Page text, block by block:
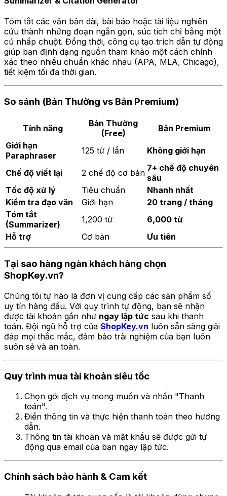
Tóm tắt các văn bản dài, bài báo hoặc tài liệu nghiên
cứu thành những đoạn ngắn gọn, súc tích chỉ bằng một
cú nhấp chuột. Đồng thời, công cụ tạo trích dẫn tự động
giúp bạn định dạng nguồn tham khảo một cách chính
xác theo nhiều chuẩn khác nhau (APA, MLA, Chicago),
tiết kiệm tối đa thời gian.
So sánh (Bản Thường vs Bản Premium)
Tính năng
Bản Thường
(Free)
Bản Premium
Giới hạn
Paraphraser
125 từ / lần Không giới hạn
Chế độ viết lại 2 chế độ cơ bản 7+ chế độ chuyên
sâu
Tốc độ xử lý
Tiêu chuẩn
Nhanh nhất
Kiểm tra đạo văn
Giới hạn
20 trang / tháng
Tóm tắt
(Summarizer)
1,200 từ
6,000 từ
Hỗ trợ
Cơ bản Ưu tiên
Tại sao hàng ngàn khách hàng chọn
ShopKey.vn?
Chúng tôi tự hào là đơn vị cung cấp các sản phẩm số
uy tín hàng đầu. Với quy trình tự động, bạn sẽ nhận
được tài khoản gần như ngay lập tức sau khi thanh
toán. Đội ngũ hỗ trợ của ShopKey.vn luôn sẵn sàng giải
đáp mọi thắc mắc, đảm bảo trải nghiệm của bạn luôn
suôn sẻ và an toàn.
Quy trình mua tài khoản siêu tốc
Chọn gói dịch vụ mong muốn và nhấn "Thanh
toán".
Điền thông tin và thực hiện thanh toán theo hướng
dẫn.
Thông tin tài khoản và mật khẩu sẽ được gửi tự
động qua email của bạn ngay lập tức.
Chính sách bảo hành & Cam kết